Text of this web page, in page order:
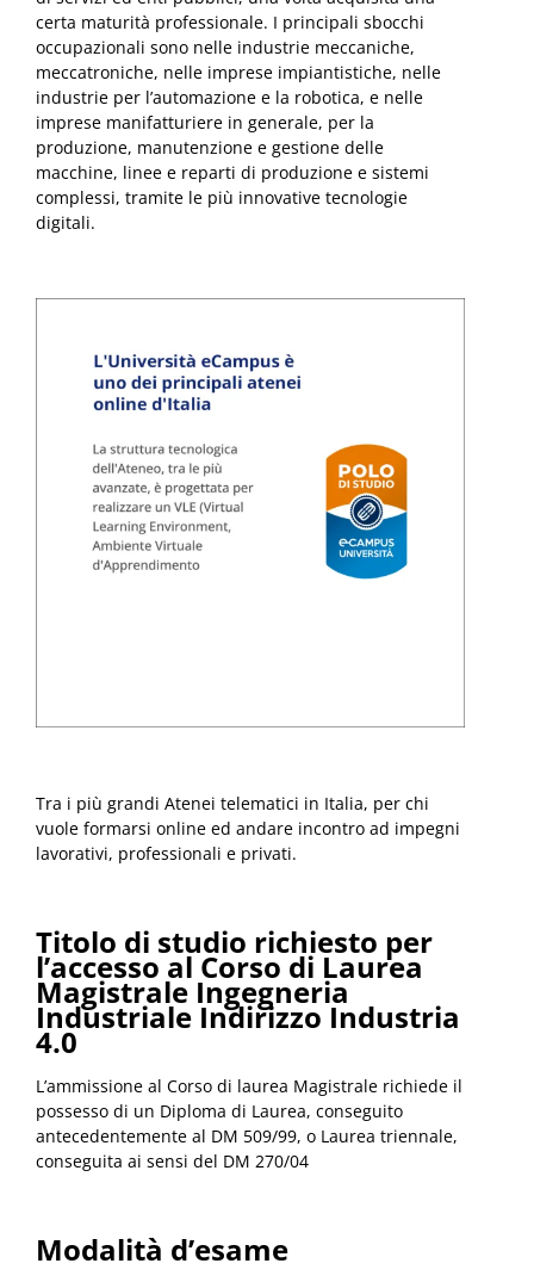
certa maturità professionale. I principali sbocchi
occupazionali sono nelle industrie meccaniche,
meccatroniche, nelle imprese impiantistiche, nelle
industrie per l’automazione e la robotica, e nelle
imprese manifatturiere in generale, per la
produzione, manutenzione e gestione delle
macchine, linee e reparti di produzione e sistemi
complessi, tramite le più innovative tecnologie
digitali.
Tra i più grandi Atenei telematici in Italia, per chi
vuole formarsi online ed andare incontro ad impegni
lavorativi, professionali e privati.
Titolo di studio richiesto per
l’accesso al Corso di Laurea
Magistrale Ingegneria
Industriale Indirizzo Industria
4.0
L’ammissione al Corso di laurea Magistrale richiede il
possesso di un Diploma di Laurea, conseguito
antecedentemente al DM 509/99, o Laurea triennale,
conseguita ai sensi del DM 270/04
Modalità d’esame